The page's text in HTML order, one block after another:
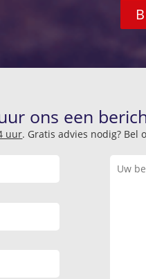
ons een
uur. Gratis advies nodig? Bel